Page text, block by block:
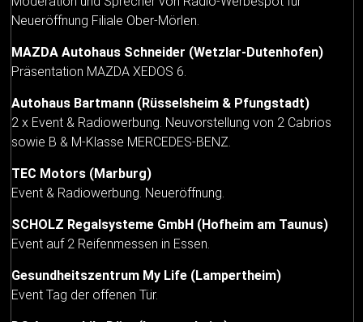
Neueröffnung Filiale Ober-Mörlen.
MAZDA Autohaus Schneider (Wetzlar-Dutenhofen)
Präsentation MAZDA XEDOS 6.
Autohaus Bartmann (Rüsselsheim & Pfungstadt)
2 x Event & Radiowerbung. Neuvorstellung von 2 Cabrios
sowie B & M-Klasse MERCEDES-BENZ.
TEC Motors (Marburg)
Event & Radiowerbung. Neueröffnung.
SCHOLZ Regalsysteme GmbH (Hofheim am Taunus)
Event auf 2 Reifenmessen in Essen.
Gesundheitszentrum My Life (Lampertheim)
Event Tag der offenen Tür.